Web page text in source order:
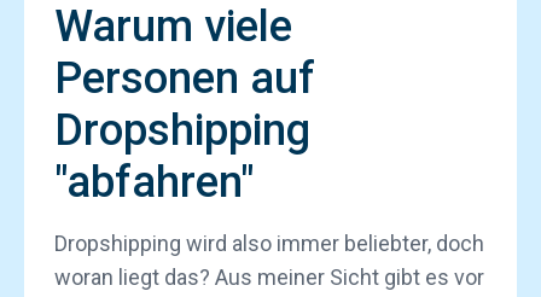
Warum viele
Personen auf
Dropshipping
"abfahren"
Dropshipping wird also immer beliebter, doch
woran liegt das? Aus meiner Sicht gibt es vor